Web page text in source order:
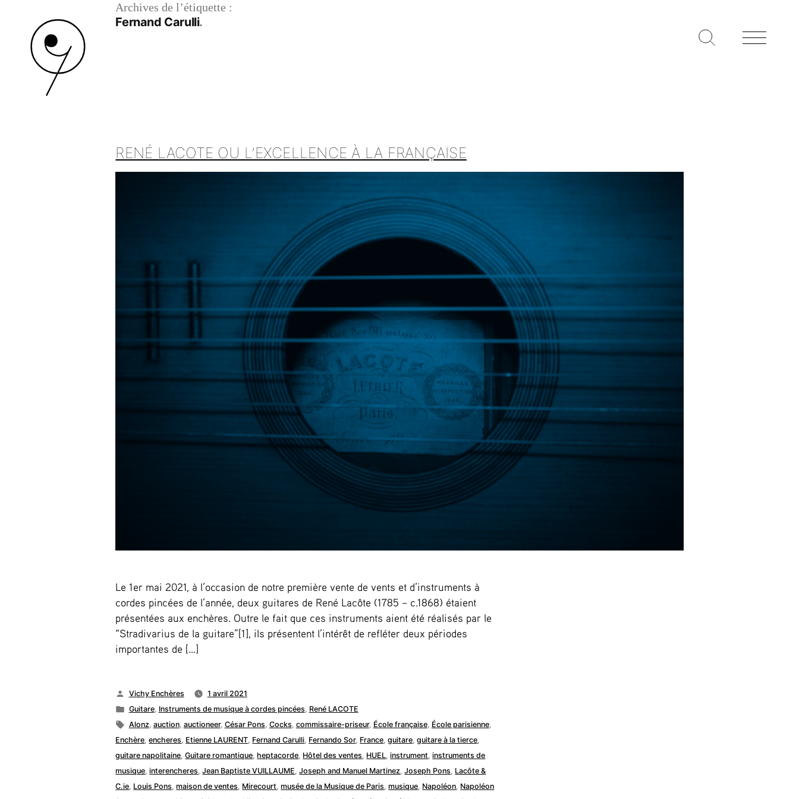
Archives de l’étiquette :
Fernand Carulli
RENÉ LACOTE OU L’EXCELLENCE À LA FRANÇAISE
Le 1er mai 2021, à l’occasion de notre première vente de vents et d’instruments à
cordes pincées de l’année, deux guitares de René Lacôte (1785 – c.1868) étaient
présentées aux enchères. Outre le fait que ces instruments aient été réalisés par le
“Stradivarius de la guitare”[1], ils présentent l’intérêt de refléter deux périodes
importantes de […]
Publié
par
Vichy Enchères
1 avril 2021
Publié
dans
Guitare, Instruments de musique à cordes pincées René LACOTE
Étiquettes :
Alonz auction, auctioneer, César Pons Cocks commissaire-priseur, École française, École parisienne,
Enchère ,encheres Etienne LAURENT Fernand Carulli Fernando Sor, France ,guitare ,guitare à la tierce
guitare napolitaine ,Guitare romantique ,heptacorde Hôtel des ventes HUEL ,instrument ,instruments de
musique ,interencheres ,Jean Baptiste VUILLAUME ,Joseph and Manuel Martinez ,Joseph Pons Lacôte &
C.ie Louis Pons ,maison de ventes Mirecourt ,musée de la Musique de Paris ,musique Napoléon Napoléon